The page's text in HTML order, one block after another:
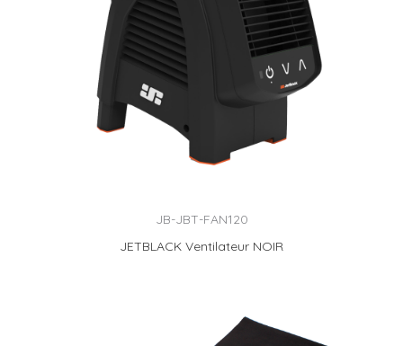
JB-JBT-FAN120
JETBLACK Ventilateur NOIR